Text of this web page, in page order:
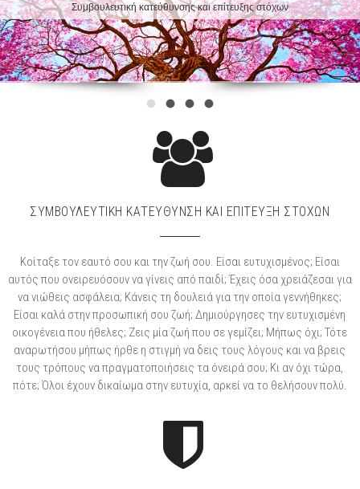
Συμβουλευτική κατεύθυνσης και επίτευξης στόχων
ΣΥΜΒΟΥΛΕΥΤΙΚΉ ΚΑΤΕΎΘΥΝΣΗ ΚΑΙ ΕΠΊΤΕΥΞΗ ΣΤΌΧΩΝ
Κοίταξε τον εαυτό σου και την ζωή σου. Είσαι ευτυχισμένος; Είσαι
αυτός που ονειρευόσουν να γίνεις από παιδί; Έχεις όσα χρειάζεσαι για
να νιώθεις ασφάλεια; Κάνεις τη δουλειά για την οποία γεννήθηκες;
Είσαι καλά στην προσωπική σου ζωή; Δημιούργησες την ευτυχισμένη
οικογένεια που ήθελες; Ζεις μία ζωή που σε γεμίζει; Μήπως όχι; Τότε
αναρωτήσου μήπως ήρθε η στιγμή να δεις τους λόγους και να βρεις
τους τρόπους να πραγματοποιήσεις τα όνειρά σου; Κι αν όχι τώρα,
πότε; Όλοι έχουν δικαίωμα στην ευτυχία, αρκεί να το θελήσουν πολύ.